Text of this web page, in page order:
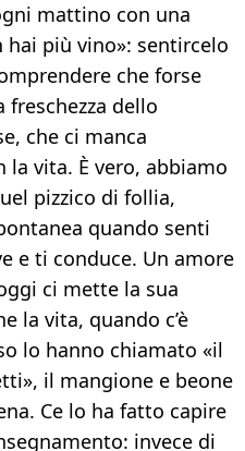
mattino con una
hai più vino»: sentircelo
che forse
dello
che ci manca
la vita. È vero, abbiamo
pizzico di follia,
quando senti
e ti conduce. Un amore
ci mette la sua
la vita, quando c’è
lo hanno chiamato «il
il mangione e beone
Ce lo ha fatto capire
invece di